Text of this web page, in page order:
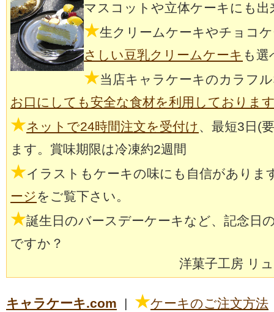
マスコットや立体ケーキにも出
★生クリームケーキやチョコ
さしい豆乳クリームケーキ も選
★当店キャラケーキのカラフ
お口にしても安全な食材を利用しておりま
★ネットで24時間注文を受付け、最短3日(
ます。賞味期限は冷凍約2週間
★イラストもケーキの味にも自信がありま
ージをご覧下さい。
★誕生日のバースデーケーキなど、記念日
ですか？
洋菓子工房 リ
キャラケーキ.com | ★ケーキのご注文方法